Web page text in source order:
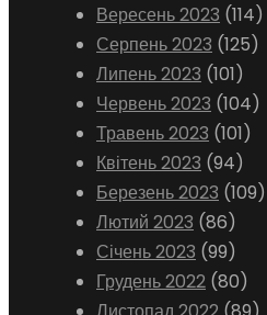
Вересень 2023 (114)
Серпень 2023 (125)
Липень 2023 (101)
Червень 2023 (104)
Травень 2023 (101)
Квітень 2023 (94)
Березень 2023 (109)
Лютий 2023 (86)
Січень 2023 (99)
Грудень 2022 (80)